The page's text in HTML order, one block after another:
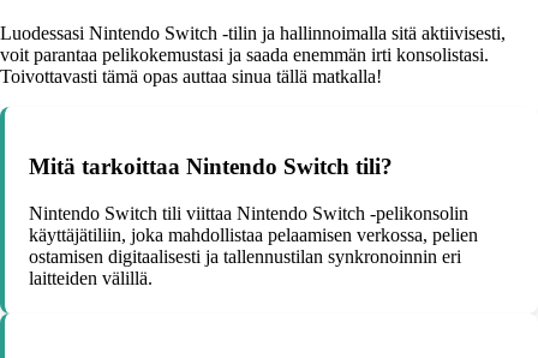
Luodessasi Nintendo Switch -tilin ja hallinnoimalla sitä aktiivisesti,
voit parantaa pelikokemustasi ja saada enemmän irti konsolistasi.
Toivottavasti tämä opas auttaa sinua tällä matkalla!
Mitä tarkoittaa Nintendo Switch tili?
Nintendo Switch tili viittaa Nintendo Switch -pelikonsolin
käyttäjätiliin, joka mahdollistaa pelaamisen verkossa, pelien
ostamisen digitaalisesti ja tallennustilan synkronoinnin eri
laitteiden välillä.